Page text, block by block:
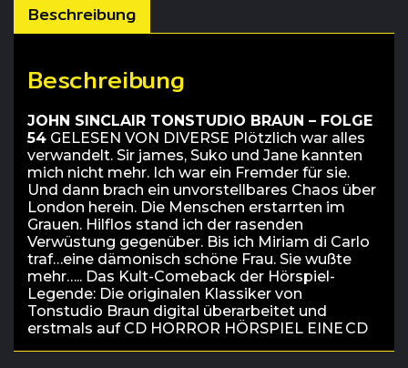
Beschreibung
Beschreibung
JOHN SINCLAIR TONSTUDIO BRAUN – FOLGE
54 GELESEN VON DIVERSE Plötzlich war alles
verwandelt. Sir james, Suko und Jane kannten
mich nicht mehr. Ich war ein Fremder für sie.
Und dann brach ein unvorstellbares Chaos über
London herein. Die Menschen erstarrten im
Grauen. Hilflos stand ich der rasenden
Verwüstung gegenüber. Bis ich Miriam di Carlo
traf…eine dämonisch schöne Frau. Sie wußte
mehr….. Das Kult-Comeback der Hörspiel-
Legende: Die originalen Klassiker von
Tonstudio Braun digital überarbeitet und
erstmals auf CD HORROR HÖRSPIEL EINE CD